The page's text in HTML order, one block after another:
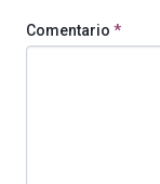
Comentario *